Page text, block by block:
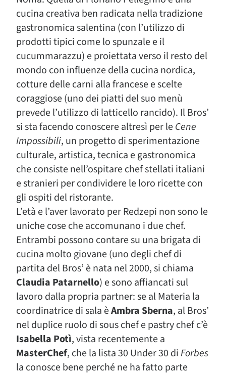
cucina creativa ben radicata nella tradizione
gastronomica salentina (con l’utilizzo di
prodotti tipici come lo spunzale e il
cucummarazzu) e proiettata verso il resto del
mondo con influenze della cucina nordica,
cotture delle carni alla francese e scelte
coraggiose (uno dei piatti del suo menù
prevede l’utilizzo di latticello rancido). Il Bros’
si sta facendo conoscere altresì per leCene
Impossibili, un progetto di sperimentazione
culturale, artistica, tecnica e gastronomica
che consiste nell’ospitare chef stellati italiani
e stranieri per condividere le loro ricette con
gli ospiti del ristorante.
L’età e l’aver lavorato per Redzepi non sono le
uniche cose che accomunano i due chef.
Entrambi possono contare su una brigata di
cucina molto giovane (uno degli chef di
partita del Bros’ è nata nel 2000, si chiama
Claudia Patarnello) e sono affiancati sul
lavoro dalla propria partner: se al Materia la
coordinatrice di sala èAmbra Sberna, al Bros’
nel duplice ruolo di sous chef e pastry chef c’è
Isabella Potì, vista recentemente a
MasterChef, che la lista 30 Under 30 diForbes
la conosce bene perché ne ha fatto parte